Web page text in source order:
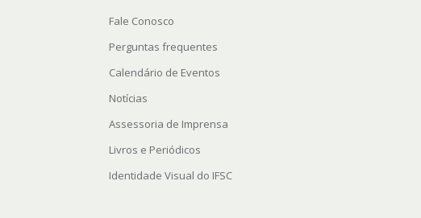
Fale Conosco
Perguntas frequentes
Calendário de Eventos
Notícias
Assessoria de Imprensa
Livros e Periódicos
Identidade Visual do IFSC